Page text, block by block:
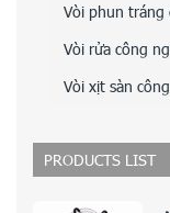
Vòi phun tráng
Vòi rửa công
Vòi xịt sàn
PRODUCTS LIST